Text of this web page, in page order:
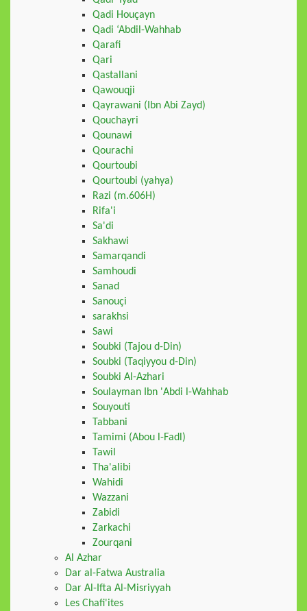
Qadi Houçayn
Qadi ‘Abdil-Wahhab
Qarafi
Qari
Qastallani
Qawouqji
Qayrawani (Ibn Abi Zayd)
Qouchayri
Qounawi
Qourachi
Qourtoubi
Qourtoubi (yahya)
Razi (m.606H)
Rifa'i
Sa'di
Sakhawi
Samarqandi
Samhoudi
Sanad
Sanouçi
sarakhsi
Sawi
Soubki (Tajou d-Din)
Soubki (Taqiyyou d-Din)
Soubki Al-Azhari
Soulayman Ibn 'Abdi l-Wahhab
Souyouti
Tabbani
Tamimi (Abou l-Fadl)
Tawil
Tha'alibi
Wahidi
Wazzani
Zabidi
Zarkachi
Zourqani
Al Azhar
Dar al-Fatwa Australia
Dar Al-Ifta Al-Misriyyah
Les Chafi'ites